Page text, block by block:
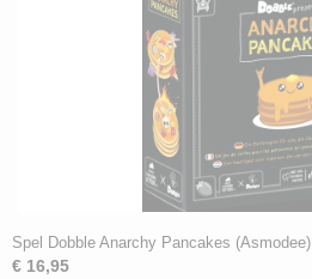
Spel Dobble Anarchy Pancakes (Asmodee)
€ 16,95